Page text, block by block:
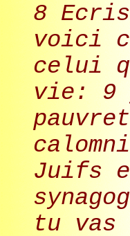
8
voici
celui
vie: 9
Juifs
tu